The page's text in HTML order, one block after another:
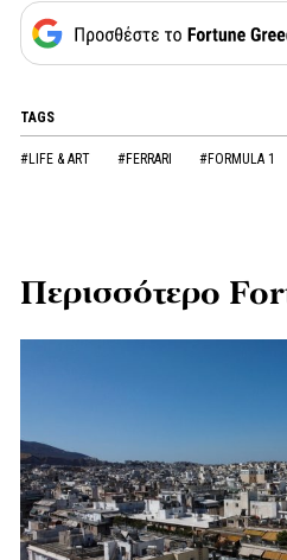
TAGS
#LIFE & ART #FERRARI #FORMULA 1
Περισσότερο